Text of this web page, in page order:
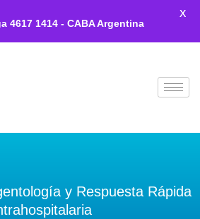
y Respuesta Rápida
4617 1414 - CABA Argentina
X